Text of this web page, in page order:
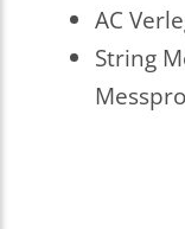
AC
String